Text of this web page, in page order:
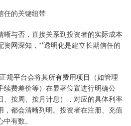
任的关键纽带
晰与否，直接关系到投资者的实际成本
网深知，**透明化是建立长期信任的
规平台会将其所有费用项目（如管理
续费差价等）在显著位置进行明确公
、按周、按月计息），对应的具体利率
，都会清晰列明。投资者在注册、充值
有数。